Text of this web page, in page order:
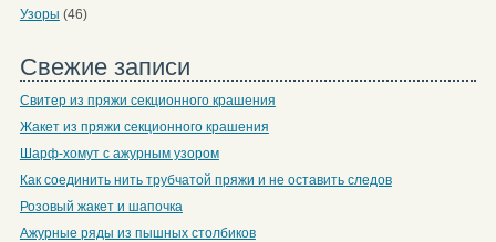
Узоры (46)
Свежие записи
Свитер из пряжи секционного крашения
Жакет из пряжи секционного крашения
Шарф-хомут с ажурным узором
Как соединить нить трубчатой пряжи и не оставить следов
Розовый жакет и шапочка
Ажурные ряды из пышных столбиков